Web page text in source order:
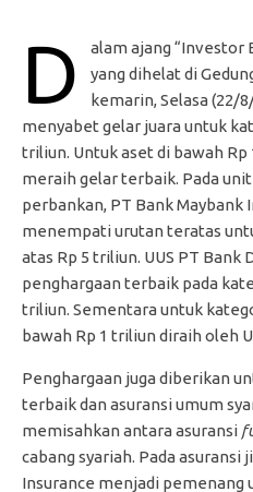
D
alam ajang “Investor
yang dihelat di
kemarin, Selasa (22/
menyabet gelar juara untuk
triliun. Untuk aset di bawah Rp
meraih gelar terbaik. Pada unit
perbankan, PT Bank Maybank
menempati urutan teratas
atas Rp 5 triliun. UUS PT
penghargaan terbaik pada
triliun. Sementara untuk
bawah Rp 1 triliun diraih oleh
Penghargaan juga diberikan
terbaik dan asuransi umum
memisahkan antara asuransi
cabang syariah. Pada asuransi
Insurance menjadi pemenang